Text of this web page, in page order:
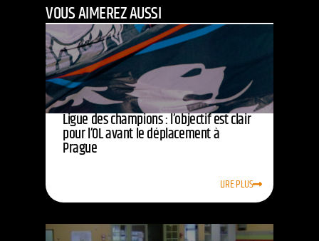
VOUS AIMEREZ AUSSI
Ligue des champions : l’objectif est clair
pour l’OL avant le déplacement à
Prague
LIRE PLUS